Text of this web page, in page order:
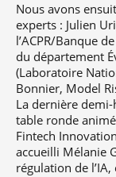
Nous avons
experts : Julien
l’ACPR/Banque
du département
(Laboratoire
Bonnier, Model
La dernière
table ronde
Fintech
accueilli Mélanie
régulation de